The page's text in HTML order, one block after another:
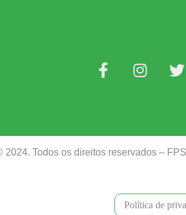
2024. Todos os direitos reservados –
Política de